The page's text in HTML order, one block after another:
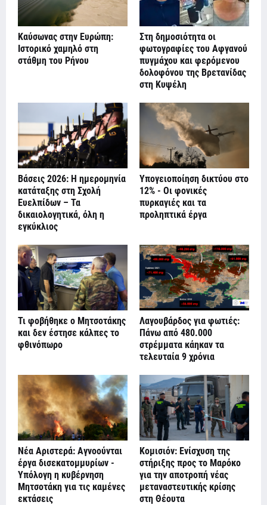
Καύσωνας στην Ευρώπη:
Ιστορικό χαμηλό στη
στάθμη του Ρήνου
Στη δημοσιότητα οι
φωτογραφίες του Αφγανού
πυγμάχου και φερόμενου
δολοφόνου της Βρετανίδας
στη Κυψέλη
Βάσεις 2026: Η ημερομηνία
κατάταξης στη Σχολή
Ευελπίδων – Τα
δικαιολογητικά, όλη η
εγκύκλιος
Υπογειοποίηση δικτύου στο
12% - Οι φονικές
πυρκαγιές και τα
προληπτικά έργα
Τι φοβήθηκε ο Μητσοτάκης
και δεν έστησε κάλπες το
φθινόπωρο
Λαγουβάρδος για φωτιές:
Πάνω από 480.000
στρέμματα κάηκαν τα
τελευταία 9 χρόνια
Νέα Αριστερά: Αγνοούνται
έργα δισεκατομμυρίων -
Υπόλογη η κυβέρνηση
Μητσοτάκη για τις καμένες
εκτάσεις
Κομισιόν: Ενίσχυση της
στήριξης προς το Μαρόκο
για την αποτροπή νέας
μεταναστευτικής κρίσης
στη Θέουτα